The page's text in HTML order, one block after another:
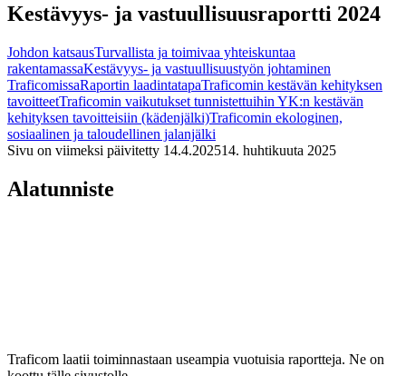
Kestävyys- ja vastuullisuusraportti 2024
Johdon katsausTurvallista ja toimivaa yhteiskuntaa
rakentamassaKestävyys- ja vastuullisuustyön johtaminen
TraficomissaRaportin laadintatapaTraficomin kestävän kehityksen
tavoitteetTraficomin vaikutukset tunnistettuihin YK:n kestävän
kehityksen tavoitteisiin (kädenjälki)Traficomin ekologinen,
sosiaalinen ja taloudellinen jalanjälki
Sivu on viimeksi päivitetty 14.4.202514. huhtikuuta 2025
Alatunniste
Traficom laatii toiminnastaan useampia vuotuisia raportteja. Ne on